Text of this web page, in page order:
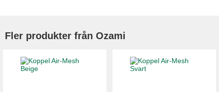
Fler produkter från Ozami